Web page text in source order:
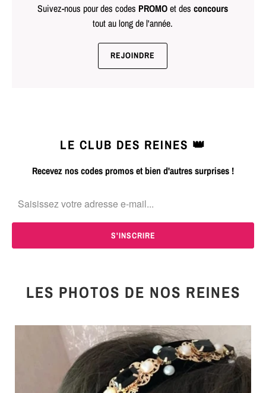
Suivez-nous pour des codes PROMOet desconcours
tout au long de l'année.
REJOINDRE
LE CLUB DES REINES 👑
Recevez nos codes promos et bien d'autres surprises !
LES PHOTOS DE NOS REINES